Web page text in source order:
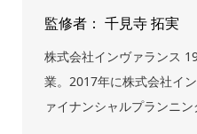
監修者： 千見寺 拓実
株式会社インヴァランス
業。2017年に株式会社イ
ァイナンシャルプランニ